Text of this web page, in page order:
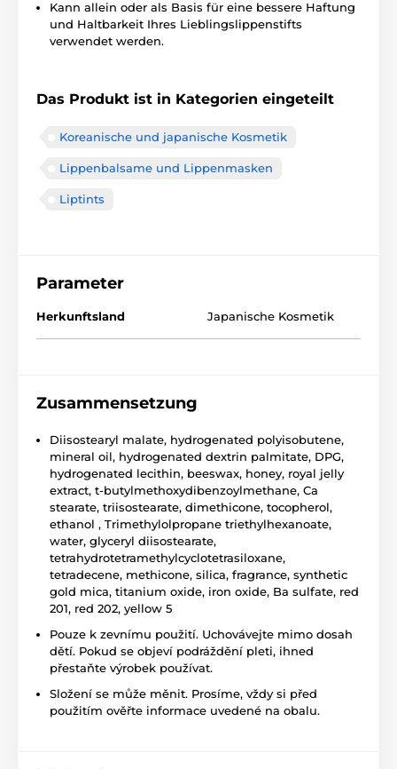
Kann allein oder als Basis für eine bessere Haftung
und Haltbarkeit Ihres Lieblingslippenstifts
verwendet werden.
Das Produkt ist in Kategorien eingeteilt
Koreanische und japanische Kosmetik
Lippenbalsame und Lippenmasken
Liptints
Parameter
Herkunftsland Japanische Kosmetik
Zusammensetzung
Diisostearyl malate, hydrogenated polyisobutene,
mineral oil, hydrogenated dextrin palmitate, DPG,
hydrogenated lecithin, beeswax, honey, royal jelly
extract, t-butylmethoxydibenzoylmethane, Ca
stearate, triisostearate, dimethicone, tocopherol,
ethanol , Trimethylolpropane triethylhexanoate,
water, glyceryl diisostearate,
tetrahydrotetramethylcyclotetrasiloxane,
tetradecene, methicone, silica, fragrance, synthetic
gold mica, titanium oxide, iron oxide, Ba sulfate, red
201, red 202, yellow 5
Pouze k zevnímu použití. Uchovávejte mimo dosah
dětí. Pokud se objeví podráždění pleti, ihned
přestaňte výrobek používat.
Složení se může měnit. Prosíme, vždy si před
použitím ověřte informace uvedené na obalu.